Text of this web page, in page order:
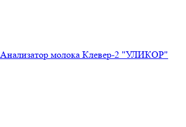
Анализатор молока Клевер-2 "УЛИКОР"